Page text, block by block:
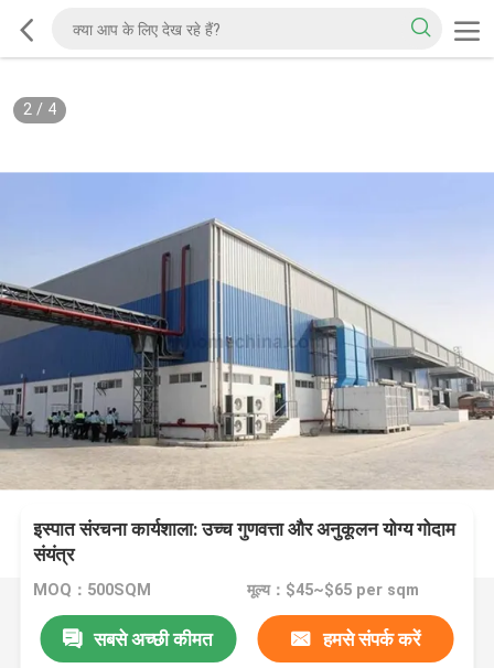
2/ 4
इस्पात संरचना कार्यशाला: उच्च गुणवत्ता और अनुकूलन योग्य गोदाम
संयंत्र
MOQ：500SQM मूल्य：$45~$65 per sqm
सबसे अच्छी कीमत हमसे संपर्क करें